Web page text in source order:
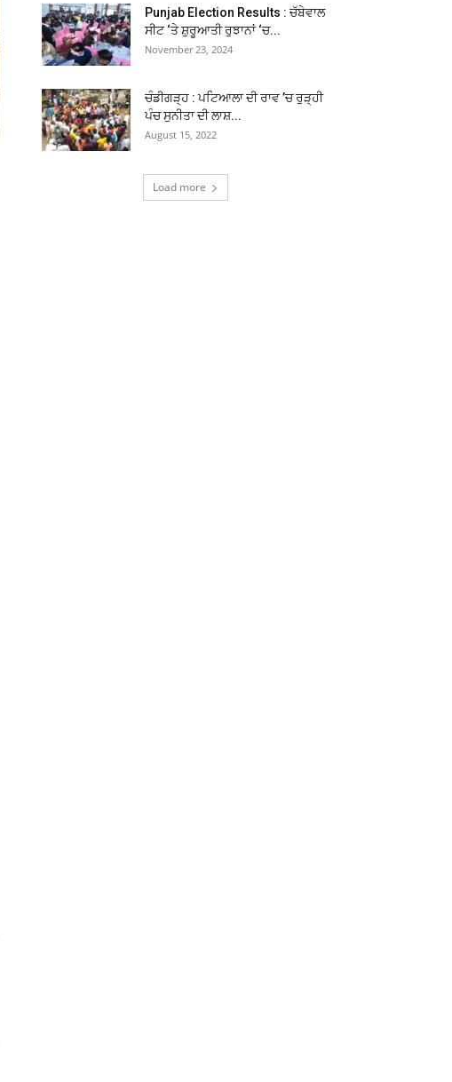
Punjab Election Results : ਚੱਬੇਵਾਲ
ਸੀਟ ‘ਤੇ ਸ਼ੁਰੂਆਤੀ ਰੁਝਾਨਾਂ ‘ਚ...
November 23, 2024
ਚੰਡੀਗੜ੍ਹ : ਪਟਿਆਲਾ ਦੀ ਰਾਵ ’ਚ ਰੁੜ੍ਹੀ
ਪੰਚ ਸੁਨੀਤਾ ਦੀ ਲਾਸ਼...
August 15, 2022
Load more